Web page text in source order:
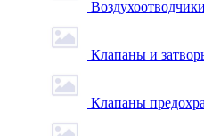
Воздухоотводчики
Клапаны и
Клапаны